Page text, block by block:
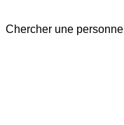
Chercher une personne